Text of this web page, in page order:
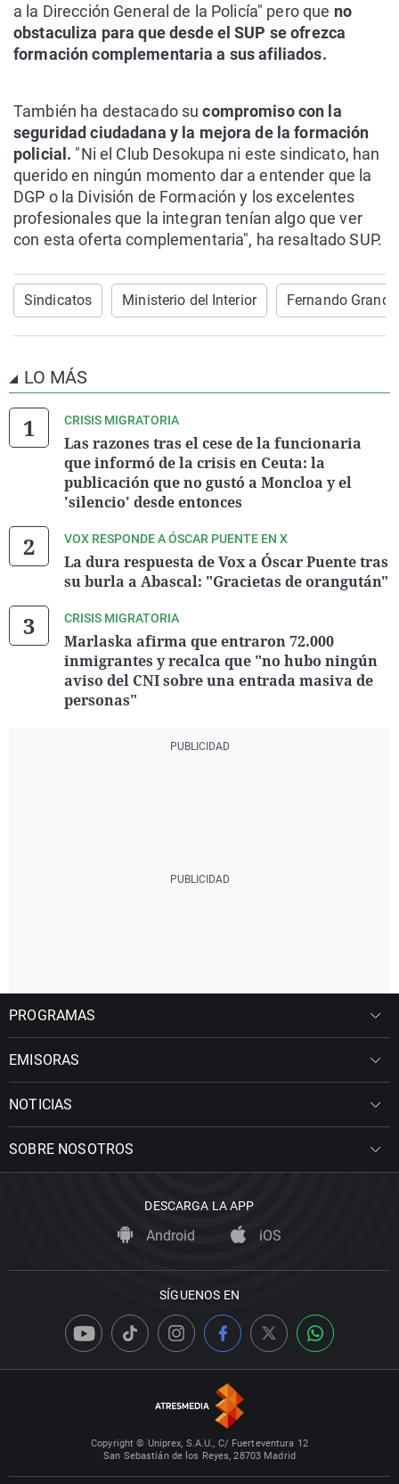
a la Dirección General de la Policía" pero que no
obstaculiza para que desde el SUP se ofrezca
formación complementaria a sus afiliados.
También ha destacado sucompromiso con la
seguridad ciudadana y la mejora de la formación
policial. "Ni el Club Desokupa ni este sindicato, han
querido en ningún momento dar a entender que la
DGP o la División de Formación y los excelentes
profesionales que la integran tenían algo que ver
con esta oferta complementaria", ha resaltado SUP.
Sindicatos Ministerio del Interior Fernando
LO MÁS
CRISIS MIGRATORIA
Las razones tras el cese de la funcionaria
que informó de la crisis en Ceuta: la
publicación que no gustó a Moncloa y el
'silencio' desde entonces
VOX RESPONDE A ÓSCAR PUENTE EN X
La dura respuesta de Vox a Óscar Puente tras
su burla a Abascal: "Gracietas de orangután"
CRISIS MIGRATORIA
Marlaska afirma que entraron 72.000
inmigrantes y recalca que "no hubo ningún
aviso del CNI sobre una entrada masiva de
personas"
PROGRAMAS
EMISORAS
NOTICIAS
SOBRE NOSOTROS
DESCARGA LA APP
Android iOS
SÍGUENOS EN
Copyright © Uniprex, S.A.U., C/ Fuerteventura 12
San Sebastián de los Reyes, 28703 Madrid